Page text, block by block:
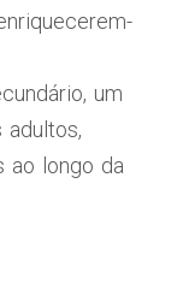
um
ao longo da